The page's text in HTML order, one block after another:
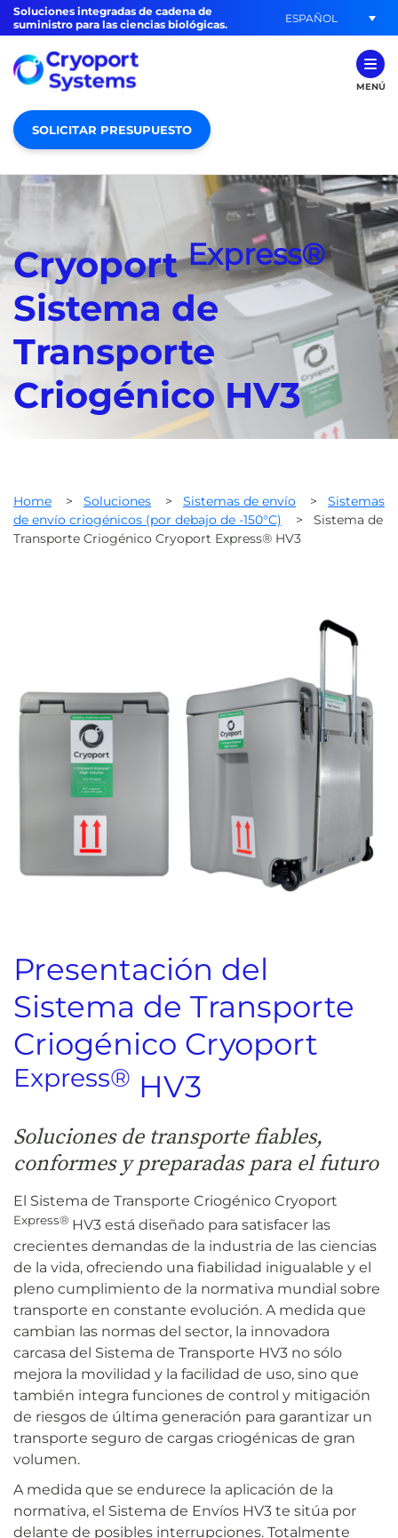
Soluciones integradas de cadena de
suministro para las ciencias biológicas.
ESPAÑOL
MENÚ
SOLICITAR PRESUPUESTO
CryoportExpress®
Sistema de
Transporte
Criogénico HV3
Home > Soluciones > Sistemas de envío >
Sistemas
de envío criogénicos (por debajo de -150°C)
>
Sistema de
Transporte Criogénico Cryoport Express® HV3
Presentación del
Sistema de Transporte
Criogénico Cryoport
Express® HV3
Soluciones de transporte fiables,
conformes y preparadas para el futuro
El Sistema de Transporte Criogénico Cryoport
Express® HV3 está diseñado para satisfacer las
crecientes demandas de la industria de las ciencias
de la vida, ofreciendo una fiabilidad inigualable y el
pleno cumplimiento de la normativa mundial sobre
transporte en constante evolución. A medida que
cambian las normas del sector, la innovadora
carcasa del Sistema de Transporte HV3 no sólo
mejora la movilidad y la facilidad de uso, sino que
también integra funciones de control y mitigación
de riesgos de última generación para garantizar un
transporte seguro de cargas criogénicas de gran
volumen.
A medida que se endurece la aplicación de la
normativa, el Sistema de Envíos HV3 te sitúa por
delante de posibles interrupciones. Totalmente